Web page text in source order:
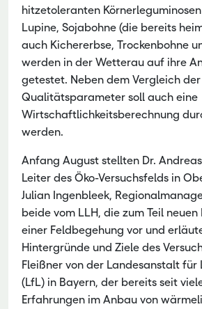
hitzetoleranten
Lupine, Sojabohne (die bereits
auch Kichererbse, Trockenbohne
werden in der Wetterau auf ihre
getestet. Neben dem Vergleich
Qualitätsparameter soll auch eine
Wirtschaftlichkeitsberechnung
werden.
Anfang August stellten Dr.
Leiter des Öko-Versuchsfelds in
Julian Ingenbleek,
beide vom LLH, die zum Teil neuen
einer Feldbegehung vor und
Hintergründe und Ziele des
Fleißner von der Landesanstalt
(LfL) in Bayern, der bereits seit
Erfahrungen im Anbau von